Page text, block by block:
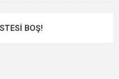
BOŞ!